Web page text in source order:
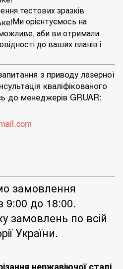
тестових зразків
Ми орієнтуємось на
аби ви отримали
до ваших планів і
з приводу лазерної
кваліфікованого
до менеджерів GRUAR:
замовлення
9:00 до 18:00.
замовлень по всій
України.